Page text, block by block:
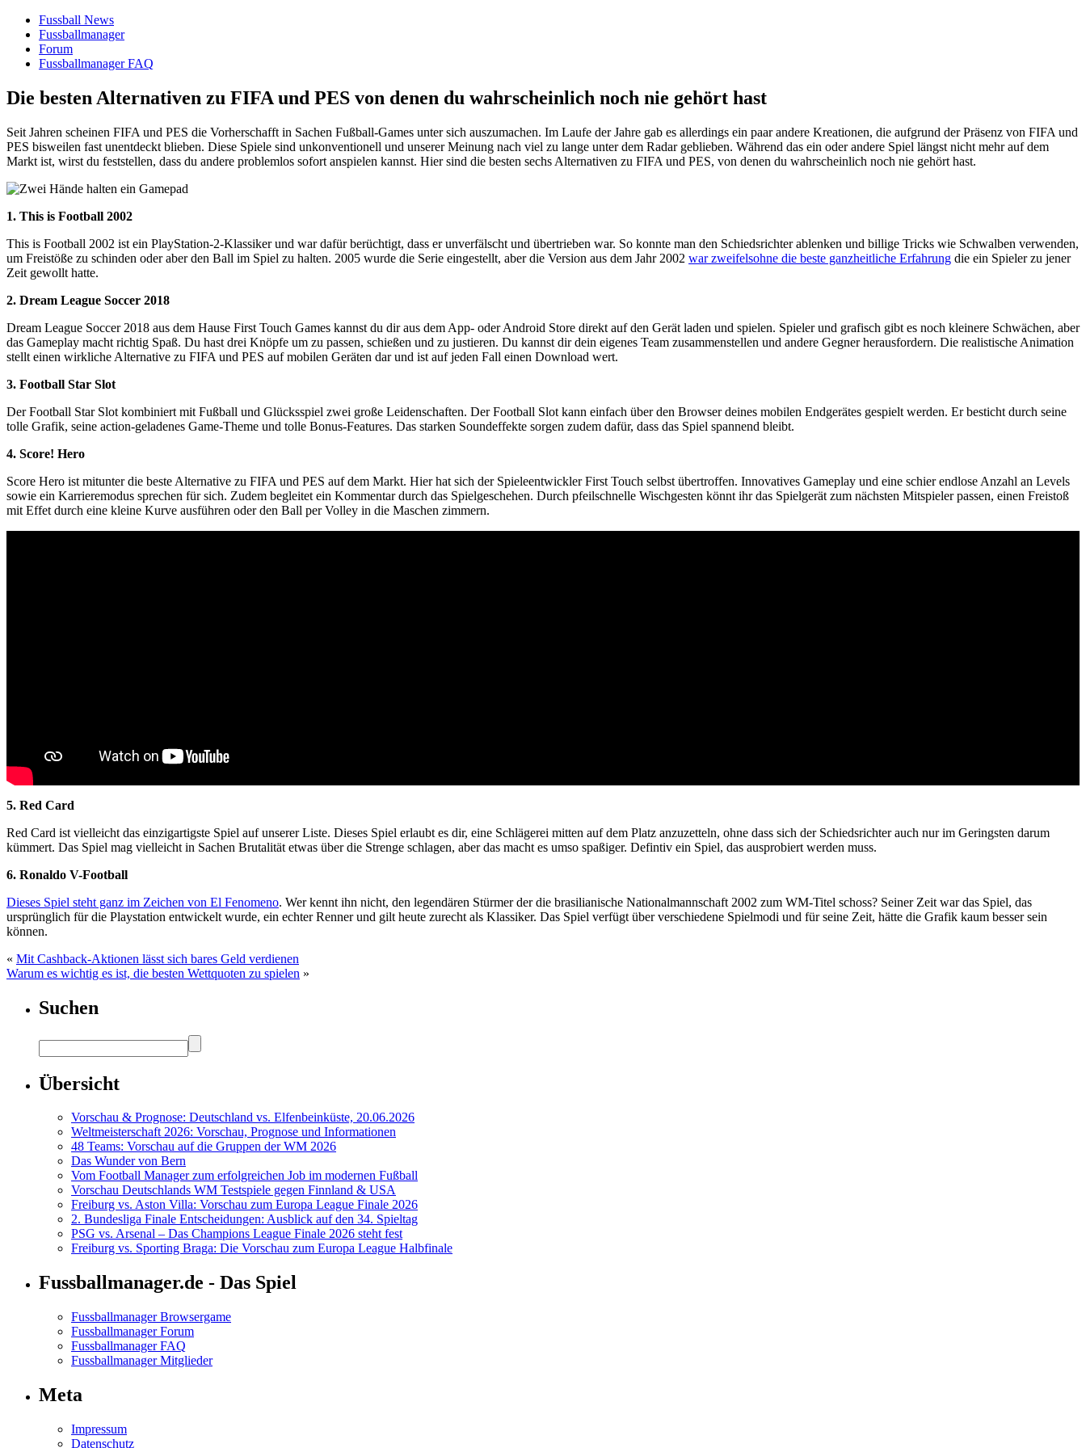
Fussball News
Fussballmanager
Forum
Fussballmanager FAQ
Die besten Alternativen zu FIFA und PES von denen du wahrscheinlich noch nie gehört hast
Seit Jahren scheinen FIFA und PES die Vorherschafft in Sachen Fußball-Games unter sich auszumachen. Im Laufe der Jahre gab es allerdings ein paar andere Kreationen, die aufgrund der Präsenz von FIFA und
PES bisweilen fast unentdeckt blieben. Diese Spiele sind unkonventionell und unserer Meinung nach viel zu lange unter dem Radar geblieben. Während das ein oder andere Spiel längst nicht mehr auf dem
Markt ist, wirst du feststellen, dass du andere problemlos sofort anspielen kannst. Hier sind die besten sechs Alternativen zu FIFA und PES, von denen du wahrscheinlich noch nie gehört hast.
1. This is Football 2002
This is Football 2002 ist ein PlayStation-2-Klassiker und war dafür berüchtigt, dass er unverfälscht und übertrieben war. So konnte man den Schiedsrichter ablenken und billige Tricks wie Schwalben verwenden,
um Freistöße zu schinden oder aber den Ball im Spiel zu halten. 2005 wurde die Serie eingestellt, aber die Version aus dem Jahr 2002 war zweifelsohne die beste ganzheitliche Erfahrung die ein Spieler zu jener
Zeit gewollt hatte.
2. Dream League Soccer 2018
Dream League Soccer 2018 aus dem Hause First Touch Games kannst du dir aus dem App- oder Android Store direkt auf den Gerät laden und spielen. Spieler und grafisch gibt es noch kleinere Schwächen, aber
das Gameplay macht richtig Spaß. Du hast drei Knöpfe um zu passen, schießen und zu justieren. Du kannst dir dein eigenes Team zusammenstellen und andere Gegner herausfordern. Die realistische Animation
stellt einen wirkliche Alternative zu FIFA und PES auf mobilen Geräten dar und ist auf jeden Fall einen Download wert.
3. Football Star Slot
Der Football Star Slot kombiniert mit Fußball und Glücksspiel zwei große Leidenschaften. Der Football Slot kann einfach über den Browser deines mobilen Endgerätes gespielt werden. Er besticht durch seine
tolle Grafik, seine action-geladenes Game-Theme und tolle Bonus-Features. Das starken Soundeffekte sorgen zudem dafür, dass das Spiel spannend bleibt.
4. Score! Hero
Score Hero ist mitunter die beste Alternative zu FIFA und PES auf dem Markt. Hier hat sich der Spieleentwickler First Touch selbst übertroffen. Innovatives Gameplay und eine schier endlose Anzahl an Levels
sowie ein Karrieremodus sprechen für sich. Zudem begleitet ein Kommentar durch das Spielgeschehen. Durch pfeilschnelle Wischgesten könnt ihr das Spielgerät zum nächsten Mitspieler passen, einen Freistoß
mit Effet durch eine kleine Kurve ausführen oder den Ball per Volley in die Maschen zimmern.
5. Red Card
Red Card ist vielleicht das einzigartigste Spiel auf unserer Liste. Dieses Spiel erlaubt es dir, eine Schlägerei mitten auf dem Platz anzuzetteln, ohne dass sich der Schiedsrichter auch nur im Geringsten darum
kümmert. Das Spiel mag vielleicht in Sachen Brutalität etwas über die Strenge schlagen, aber das macht es umso spaßiger. Defintiv ein Spiel, das ausprobiert werden muss.
6. Ronaldo V-Football
Dieses Spiel steht ganz im Zeichen von El Fenomeno. Wer kennt ihn nicht, den legendären Stürmer der die brasilianische Nationalmannschaft 2002 zum WM-Titel schoss? Seiner Zeit war das Spiel, das
ursprünglich für die Playstation entwickelt wurde, ein echter Renner und gilt heute zurecht als Klassiker. Das Spiel verfügt über verschiedene Spielmodi und für seine Zeit, hätte die Grafik kaum besser sein
können.
« Mit Cashback-Aktionen lässt sich bares Geld verdienen
Warum es wichtig es ist, die besten Wettquoten zu spielen »
Suchen
Übersicht
Vorschau & Prognose: Deutschland vs. Elfenbeinküste, 20.06.2026
Weltmeisterschaft 2026: Vorschau, Prognose und Informationen
48 Teams: Vorschau auf die Gruppen der WM 2026
Das Wunder von Bern
Vom Football Manager zum erfolgreichen Job im modernen Fußball
Vorschau Deutschlands WM Testspiele gegen Finnland & USA
Freiburg vs. Aston Villa: Vorschau zum Europa League Finale 2026
2. Bundesliga Finale Entscheidungen: Ausblick auf den 34. Spieltag
PSG vs. Arsenal – Das Champions League Finale 2026 steht fest
Freiburg vs. Sporting Braga: Die Vorschau zum Europa League Halbfinale
Fussballmanager.de - Das Spiel
Fussballmanager Browsergame
Fussballmanager Forum
Fussballmanager FAQ
Fussballmanager Mitglieder
Meta
Impressum
Datenschutz